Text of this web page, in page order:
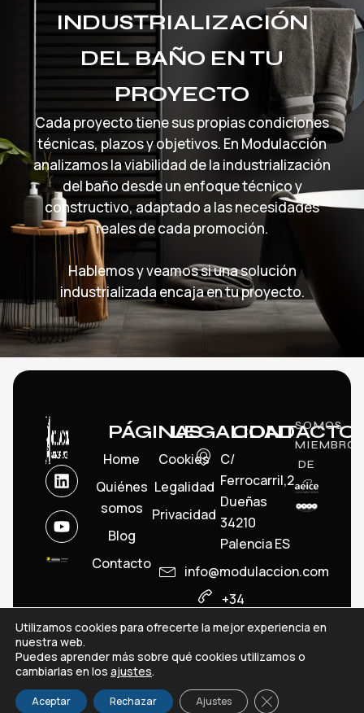
INDUSTRIALIZACIÓN
DEL BAÑO EN TU
PROYECTO
Cada proyecto tiene sus propias condiciones
técnicas, plazos y objetivos. En Modulacción
analizamos la viabilidad de la industrialización
del baño desde un enfoque técnico y
constructivo, adaptado a las necesidades
reales de cada promoción.
Hablemos y veamos si una solución
industrializada encaja en tu proyecto.
PÁGINAS
Home
Quiénes
somos
Blog
Contacto
LEGALIDAD
Cookies
Legalidad
Privacidad
CONTACTO
C/
Ferrocarril,2
Dueñas
34210
Palencia ES
info@modulaccion.com
+34
979699533
SOMOS
DE
© Modulacción. Todos los derechos resevados
info@modulaccion.com
Utilizamos cookies para ofrecerte la mejor experiencia en
nuestra web.
Puedes aprender más sobre qué cookies utilizamos o
cambiarlas en los ajustes.
Aceptar Rechazar Ajustes CERRAR EL